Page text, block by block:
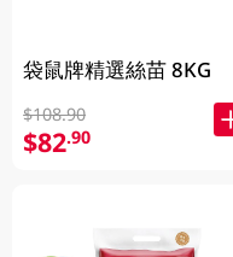
袋鼠牌精選絲苗 8KG
$108.90
$82.90